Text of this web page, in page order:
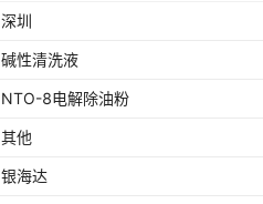
深圳
碱性清洗液
NTO-8电解除油粉
其他
银海达